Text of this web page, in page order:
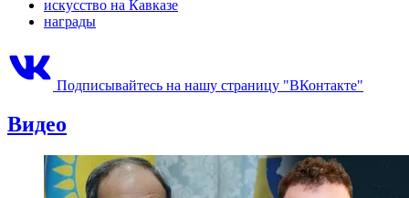
искусство на Кавказе
награды
Подписывайтесь на нашу страницу "ВКонтакте"
Видео